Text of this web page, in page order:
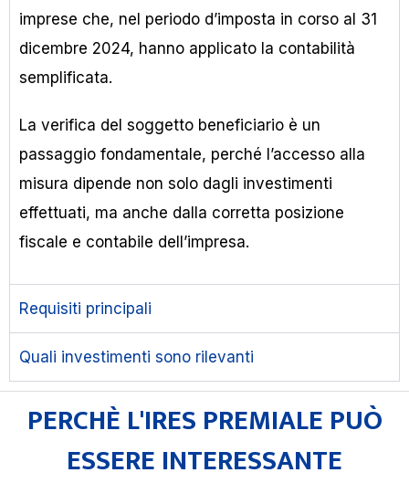
imprese che, nel periodo d’imposta in corso al 31
dicembre 2024, hanno applicato la contabilità
semplificata.
La verifica del soggetto beneficiario è un
passaggio fondamentale, perché l’accesso alla
misura dipende non solo dagli investimenti
effettuati, ma anche dalla corretta posizione
fiscale e contabile dell’impresa.
Requisiti principali
Quali investimenti sono rilevanti
PERCHÈ L'IRES PREMIALE PUÒ
ESSERE INTERESSANTE